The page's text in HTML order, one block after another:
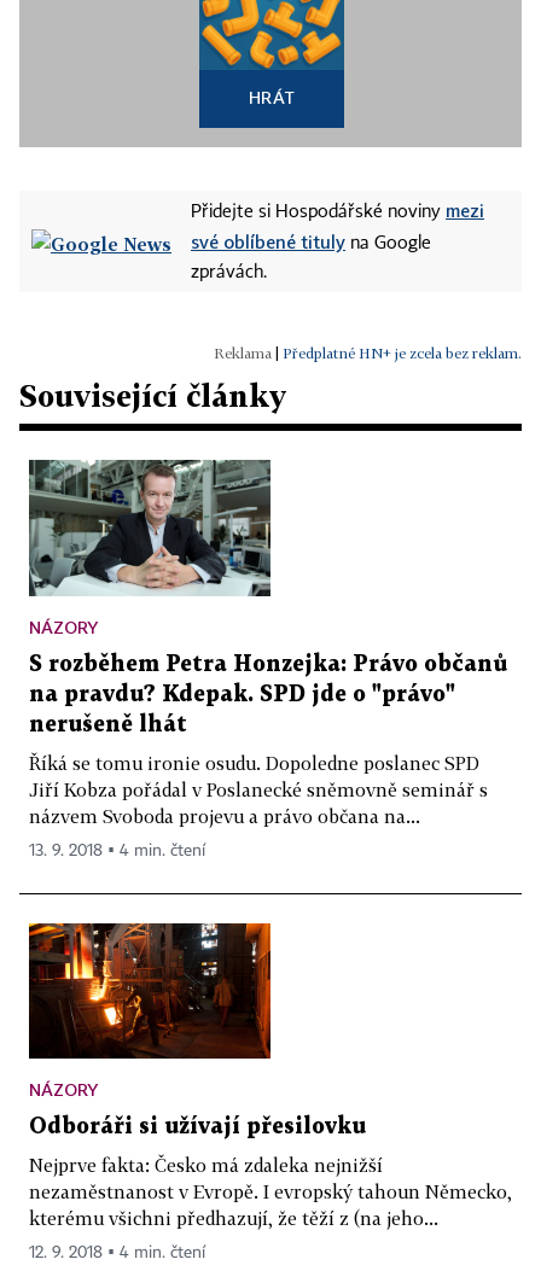
HRÁT
Přidejte si Hospodářské noviny mezi
své oblíbené tituly na Google
zprávách.
Předplatné HN+ je zcela bez reklam.
Související články
NÁZORY
S rozběhem Petra Honzejka: Právo občanů
na pravdu? Kdepak. SPD jde o "právo"
nerušeně lhát
Říká se tomu ironie osudu. Dopoledne poslanec SPD
Jiří Kobza pořádal v Poslanecké sněmovně seminář s
názvem Svoboda projevu a právo občana na...
13. 9. 2018 ▪ 4 min. čtení
NÁZORY
Odboráři si užívají přesilovku
Nejprve fakta: Česko má zdaleka nejnižší
nezaměstnanost v Evropě. I evropský tahoun Německo,
kterému všichni předhazují, že těží z (na jeho...
12. 9. 2018 ▪ 4 min. čtení